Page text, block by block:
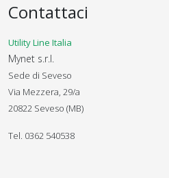
Contattaci
Utility Line Italia
Mynet s.r.l.
Sede di Seveso
Via Mezzera, 29/a
20822 Seveso (MB)
Tel. 0362 540538